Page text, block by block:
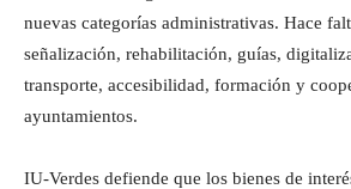
nuevas categorías administrativas. Hace
señalización, rehabilitación, guías,
transporte, accesibilidad, formación y
ayuntamientos.
IU-Verdes defiende que los bienes de